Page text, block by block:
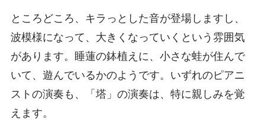
ところどころ、キラっとした音が登場しますし、
波模様になって、大きくなっていくという雰囲気
があります。睡蓮の鉢植えに、小さな蛙が住んで
いて、遊んでいるかのようです。いずれのピアニ
ストの演奏も、「塔」の演奏は、特に親しみを覚
えます。